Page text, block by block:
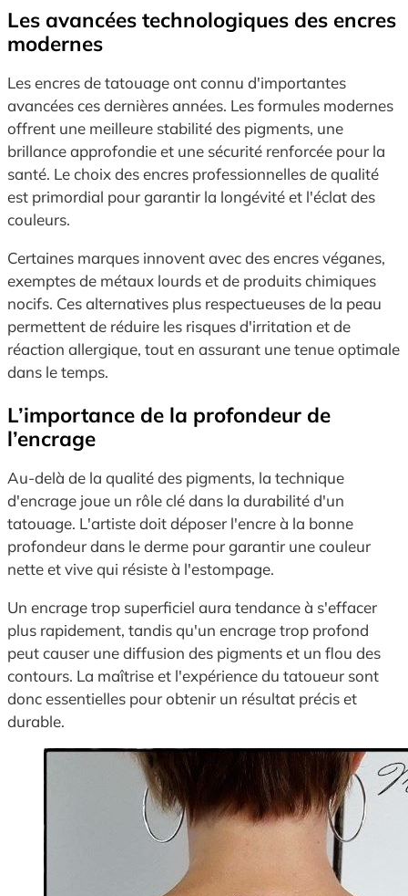
Les avancées technologiques des encres
modernes
Les encres de tatouage ont connu d'importantes
avancées ces dernières années. Les formules modernes
offrent une meilleure stabilité des pigments, une
brillance approfondie et une sécurité renforcée pour la
santé. Le choix des encres professionnelles de qualité
est primordial pour garantir la longévité et l'éclat des
couleurs.
Certaines marques innovent avec des encres véganes,
exemptes de métaux lourds et de produits chimiques
nocifs. Ces alternatives plus respectueuses de la peau
permettent de réduire les risques d'irritation et de
réaction allergique, tout en assurant une tenue optimale
dans le temps.
L’importance de la profondeur de
l’encrage
Au-delà de la qualité des pigments, la technique
d'encrage joue un rôle clé dans la durabilité d'un
tatouage. L'artiste doit déposer l'encre à la bonne
profondeur dans le derme pour garantir une couleur
nette et vive qui résiste à l'estompage.
Un encrage trop superficiel aura tendance à s'effacer
plus rapidement, tandis qu'un encrage trop profond
peut causer une diffusion des pigments et un flou des
contours. La maîtrise et l'expérience du tatoueur sont
donc essentielles pour obtenir un résultat précis et
durable.